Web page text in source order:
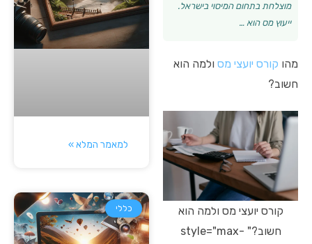
מוצלחת בתחום המיסוי בישראל.
ייעוץ מס הוא …
מהו קורס יועצי מס ולמה הוא
חשוב?
קורס יועצי מס ולמה הוא
חשוב?" style="max-
למאמר המלא »
כללי